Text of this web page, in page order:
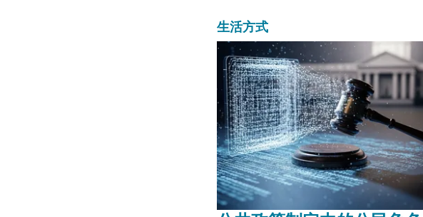
技术方案来显著...
生活方式